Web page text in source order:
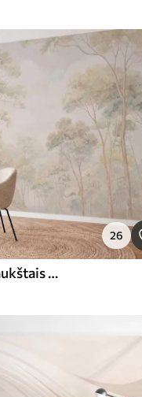
26
Šviesus miško vaizdas su aukštais medžiais